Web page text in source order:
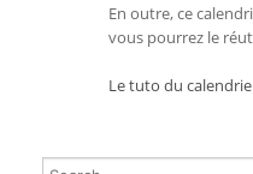
En outre, ce
vous pourrez le
Le tuto du